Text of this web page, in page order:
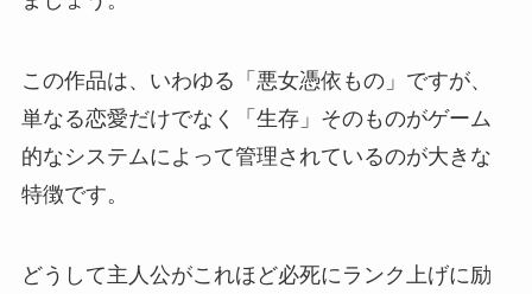
この作品は、いわゆる「悪女憑依もの」ですが、
単なる恋愛だけでなく「生存」そのものがゲーム
的なシステムによって管理されているのが大きな
特徴です。
どうして主人公がこれほど必死にランク上げに励